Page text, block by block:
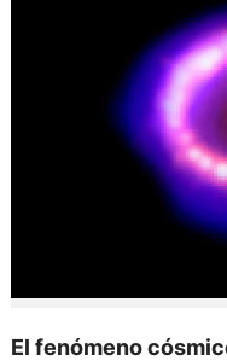
El fenómeno